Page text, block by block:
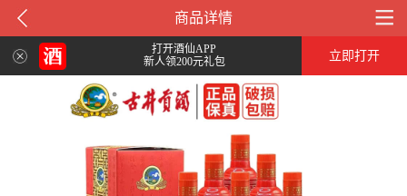
商品详情
打开酒仙APP
新人领200元礼包
立即打开